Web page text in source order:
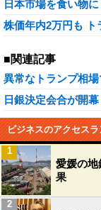
日本市場を食い物
株価年内2万円も ト
■関連記事
異常なトランプ相
日銀決定会合が開
ビジネスのアクセス
愛媛の
果
1
2